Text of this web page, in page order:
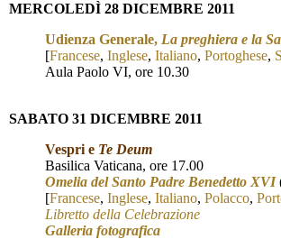
MERCOLEDÌ 28 DICEMBRE 2011
Udienza Generale, La preghiera e la
[Francese, Inglese, Italiano, Portoghese,
Aula Paolo VI, ore 10.30
SABATO 31 DICEMBRE 2011
Vespri e Te Deum
Basilica Vaticana, ore 17.00
Omelia del Santo Padre Benedetto XVI
[Francese, Inglese, Italiano, Polacco,
Libretto della Celebrazione
Galleria fotografica